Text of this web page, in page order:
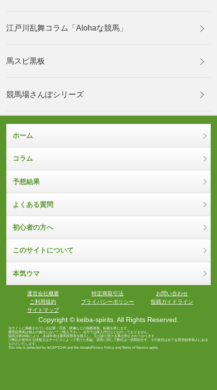
江戸川乱舞コラム「Alohaな競馬」
馬スピ黒板
競馬場さんぽシリーズ
ホーム
コラム
予想結果
よくある質問
初心者の方へ
このサイトについて
本気ウマ
運営会社概要 特定商取引法
お問い合わせ
ご利用規約
プライバシーポリシー
投稿ガイドライン
サイトマップ
Copyright © keiba-spirits. All Rights Reserved.
当サイトに掲載されている記事・写真・映像などの無断複製、転載を禁じます。
勝馬投票券は個人の責任においてご購入下さい。当方では購入代行などは行っておりません。
競馬法第28条により、未成年者は勝馬投票券を購入し、又は譲り受ける事は禁止されております。
※弊社が提供する情報又はサービスによって受けた利益、損害に関して弊社は一切関知せず、その責任は全て会員登録者個人にある
ものといたします。
This site is protected by reCAPTCHA and the GooglePrivacy Policyand Terms of Serviceapply.